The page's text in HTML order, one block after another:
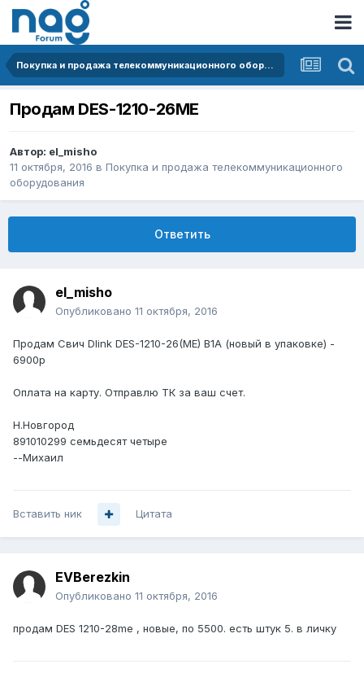
Покупка и продажа телекоммуникационного оборудования
Продам DES-1210-26ME
Автор: el_misho
11 октября, 2016 в Покупка и продажа телекоммуникационного
оборудования
Ответить
el_misho
Опубликовано 11 октября, 2016
Продам Свич Dlink DES-1210-26(ME) B1A (новый в упаковке) -
6900р
Оплата на карту. Отправлю ТК за ваш счет.
Н.Новгород
891010299 семьдесят четыре
--Михаил
Вставить ник Цитата
EVBerezkin
Опубликовано 11 октября, 2016
продам DES 1210-28me , новые, по 5500. есть штук 5. в личку